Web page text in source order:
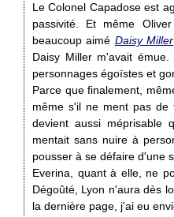
Le Colonel Capadose est
passivité. Et même
beaucoup aimé Daisy Miller
Daisy Miller m'avait
personnages égoïstes et
Parce que finalement,
même s'il ne ment pas
devient aussi méprisable
mentait sans nuire à
pousser à se défaire d'une
Everina, quant à elle, ne
Dégoûté, Lyon n'aura dès
la dernière page, j'ai eu